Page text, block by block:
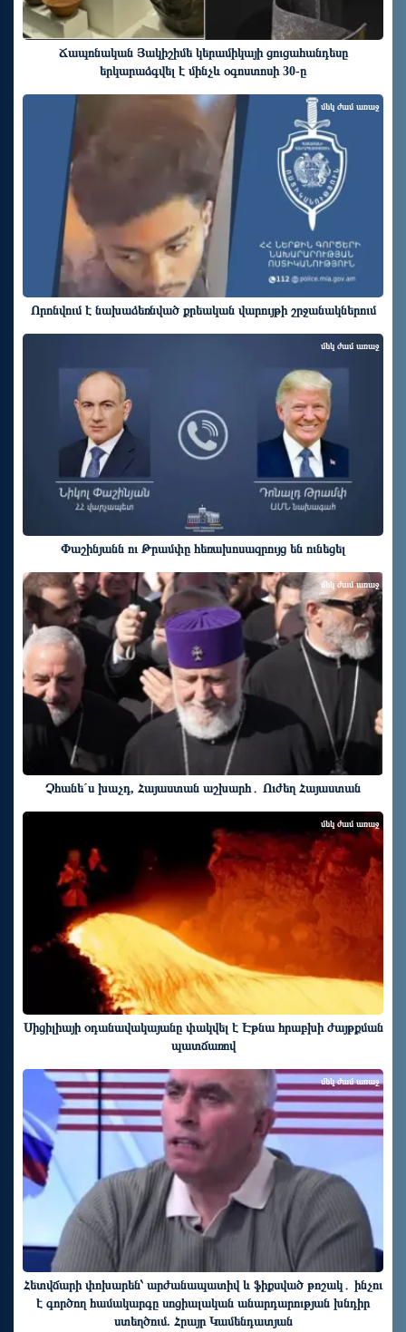
Ճապոնական Յակիշիմե կերամիկայի ցուցահանդեսը
երկարաձգվել է մինչև օգոստոսի 30-ը
Որոնվում է նախաձեռնված քրեական վարույթի շրջանակներում
մեկ ժամ առաջ
Փաշինյանն ու Թրամփը հեռախոսազրույց են ունեցել
մեկ ժամ առաջ
Չհանե´ս խաչդ, Հայաստան աշխարհ․ Ուժեղ Հայաստան
մեկ ժամ առաջ
Սիցիլիայի օդանավակայանը փակվել է Էթնա հրաբխի ժայթքման
պատճառով
մեկ ժամ առաջ
Հետվճարի փոխարեն՝ արժանապատիվ և ֆիքսված թոշակ․ ինչու
է գործող համակարգը սոցիալական անարդարության խնդիր
ստեղծում. Հրայր Կամենդատյան
մեկ ժամ առաջ